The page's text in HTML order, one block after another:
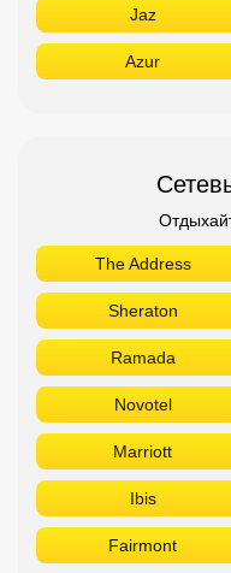
Jaz
Azur
The Address
Sheraton
Ramada
Novotel
Marriott
Ibis
Fairmont